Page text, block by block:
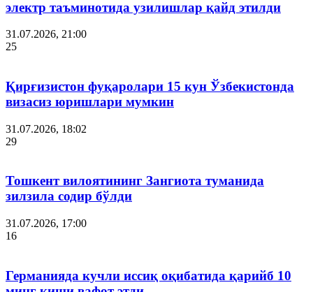
электр таъминотида узилишлар қайд этилди
31.07.2026, 21:00
25
Қирғизистон фуқаролари 15 кун Ўзбекистонда
визасиз юришлари мумкин
31.07.2026, 18:02
29
Тошкент вилоятининг Зангиота туманида
зилзила содир бўлди
31.07.2026, 17:00
16
Германияда кучли иссиқ оқибатида қарийб 10